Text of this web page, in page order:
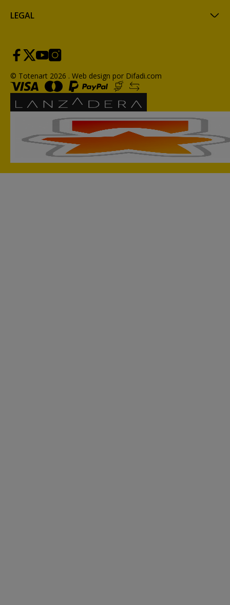
LEGAL
© Totenart 2026 . Web design por Difadi.com